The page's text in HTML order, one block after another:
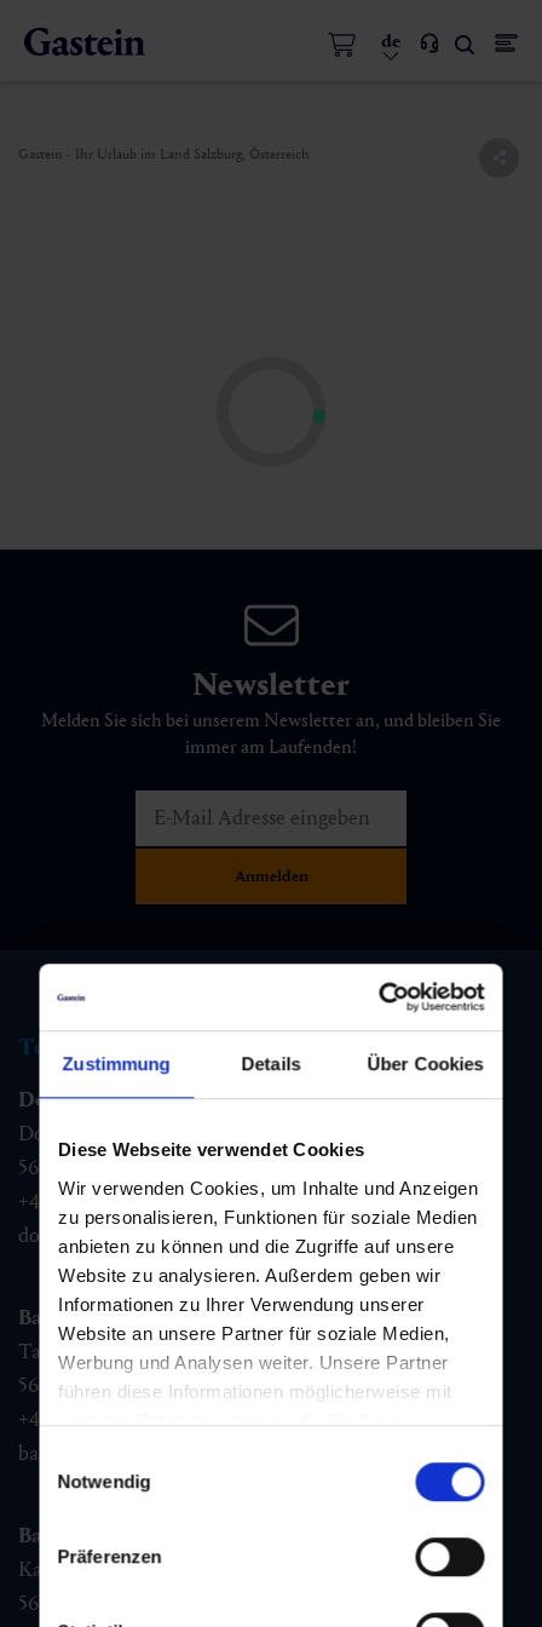
Zustimmung Details Über Cookies
Diese Webseite verwendet Cookies
Wir verwenden Cookies, um Inhalte und Anzeigen
zu personalisieren, Funktionen für soziale Medien
anbieten zu können und die Zugriffe auf unsere
Website zu analysieren. Außerdem geben wir
Informationen zu Ihrer Verwendung unserer
Website an unsere Partner für soziale Medien,
Werbung und Analysen weiter. Unsere Partner
führen diese Informationen möglicherweise mit
weiteren Daten zusammen, die Sie ihnen
Nutzung der Dienste gesammelt haben.
Notwendig
Präferenzen
de
Gastein - Ihr Urlaub im Land Salzburg, Österreich
Newsletter
Melden Sie sich bei unserem Newsletter an, und bleiben Sie
immer am Laufenden!
Tourismus Information
Dorfgastein
Dorfstraße 1,
5632
+43 6432 3393 460
dorfgastein@gastein.com
Bad Hofgastein
Tauernplatz 1,
5630 Bad Hofgastein
+43 6432 3393 260
badhofgastein@gastein.com
Bad Gastein
Kaiser Franz Josefstr. 27,
5640